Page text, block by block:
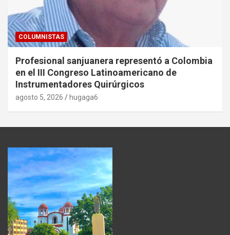
COLUMNISTAS
Profesional sanjuanera representó a Colombia
en el III Congreso Latinoamericano de
Instrumentadores Quirúrgicos
agosto 5, 2026 hugaga6